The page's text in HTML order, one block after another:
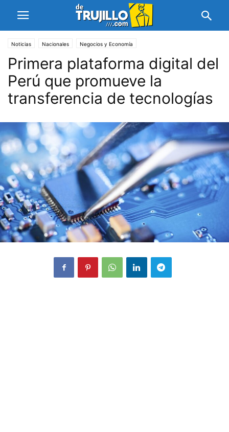
Noticias Nacionales Negocios y Economía
Primera plataforma digital del
Perú que promueve la
transferencia de tecnologías